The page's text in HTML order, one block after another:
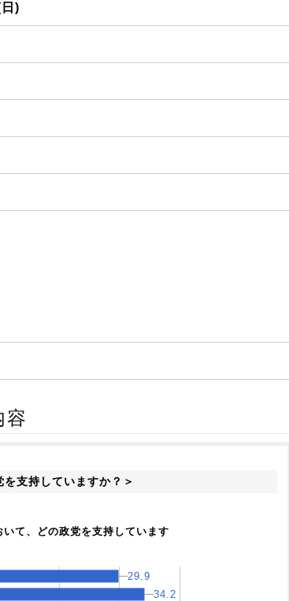
)
支持していますか？＞
いて、どの政党を支持しています
29.9
29.9
34.2
34.2